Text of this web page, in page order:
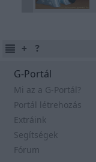
G-Portál
Mi az a G-Portál?
Portál létrehozás
Extráink
Segítségek
Fórum